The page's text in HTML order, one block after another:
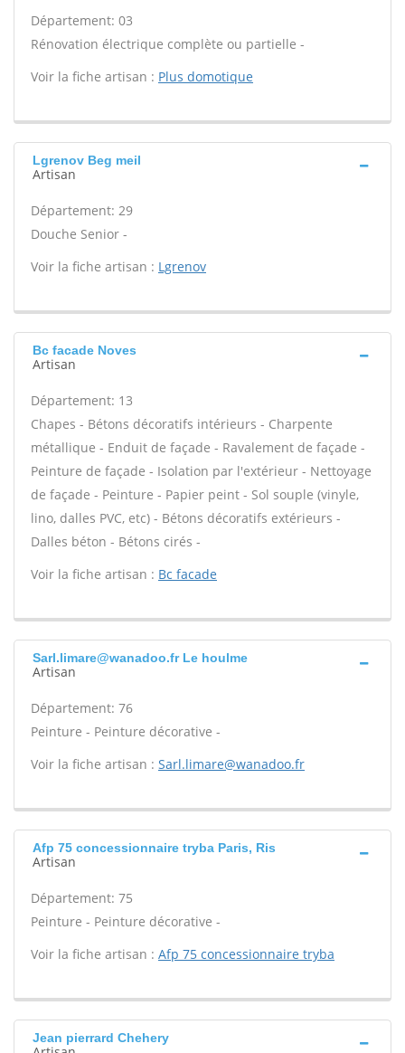
Département: 03
Rénovation électrique complète ou partielle -
Voir la fiche artisan : Plus domotique
Lgrenov Beg meil
Artisan
Département: 29
Douche Senior -
Voir la fiche artisan : Lgrenov
Bc facade Noves
Artisan
Département: 13
Chapes - Bétons décoratifs intérieurs - Charpente
métallique - Enduit de façade - Ravalement de façade -
Peinture de façade - Isolation par l'extérieur - Nettoyage
de façade - Peinture - Papier peint - Sol souple (vinyle,
lino, dalles PVC, etc) - Bétons décoratifs extérieurs -
Dalles béton - Bétons cirés -
Voir la fiche artisan : Bc facade
Sarl.limare@wanadoo.fr Le houlme
Artisan
Département: 76
Peinture - Peinture décorative -
Voir la fiche artisan : Sarl.limare@wanadoo.fr
Afp 75 concessionnaire tryba Paris, Ris
Artisan
Département: 75
Peinture - Peinture décorative -
Voir la fiche artisan : Afp 75 concessionnaire tryba
Jean pierrard Chehery